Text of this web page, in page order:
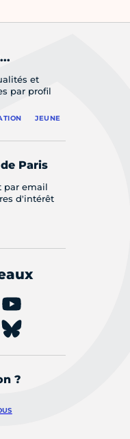
et
par profil
JEUNE
Paris
par email
d'intérêt
?